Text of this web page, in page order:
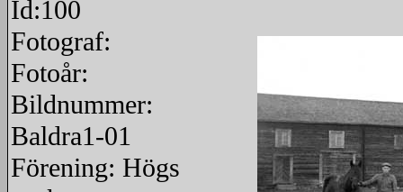
Id:100
Fotograf:
Fotoår:
Bildnummer:
Baldra1-01
Förening: Högs